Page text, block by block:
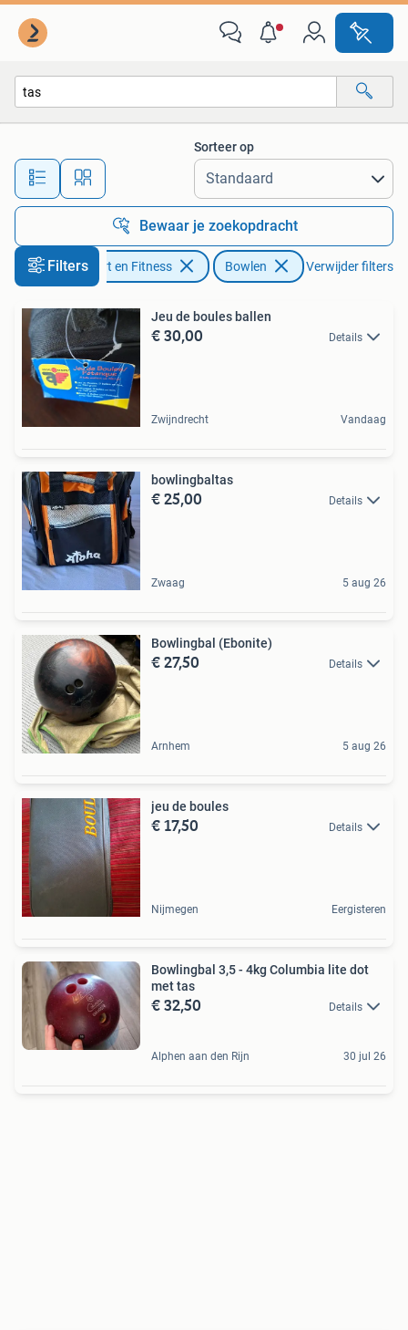
Alle afstanden…
Sorteer op
Bewaar je zoekopdracht
FiltersSport en Fitness Bowlen Verwijder filters
Jeu de boules ballen
€ 30,00 Details
Zwijndrecht Vandaag
bowlingbaltas
€ 25,00 Details
Zwaag 5 aug 26
Bowlingbal (Ebonite)
€ 27,50 Details
Arnhem 5 aug 26
jeu de boules
€ 17,50 Details
Nijmegen Eergisteren
Bowlingbal 3,5 - 4kg Columbia lite dot
met tas
€ 32,50 Details
Alphen aan den Rijn 30 jul 26